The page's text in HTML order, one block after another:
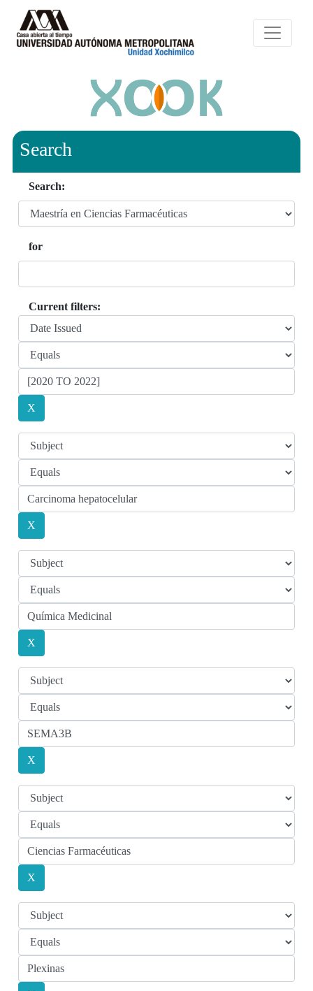
Search
Search:
for
Current filters: